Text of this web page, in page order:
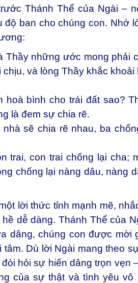
Thánh Thể của Ngài –
ban cho chúng con. Nhớ
Thầy những ước mong phải
và lòng Thầy khắc khoải
bình cho trái đất sao?
là đem sự chia rẽ.
sẽ chia rẽ nhau, ba
trai, con trai chống lại cha;
chống lại nàng dâu, nàng
lời thức tỉnh mạnh mẽ,
dễ dàng. Thánh Thể của
dâng, chúng con được mời
Dù lời Ngài mang theo
hỏi sự hiến dâng trọn vẹn
của sự thật và tình yêu vô